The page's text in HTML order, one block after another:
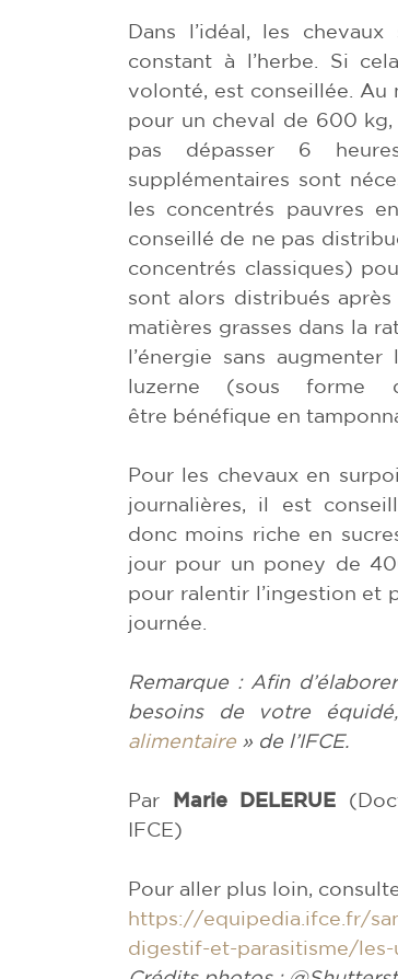
Dans l’idéal, les
constant à l’herbe. Si
volonté, est conseillée.
pour un cheval de 600
pas dépasser 6
supplémentaires sont
les concentrés pauvres
conseillé de ne pas
concentrés classiques)
sont alors distribués
matières grasses dans la
l’énergie sans
luzerne (sous
être bénéfique en
Pour les chevaux en
journalières, il est
donc moins riche en
jour pour un poney de
pour ralentir l’ingestion et
journée.
Remarque : Afin
besoins de votre
alimentaire » de l’IFCE.
Par Marie DELERUE
IFCE)
Pour aller plus loin,
https://equipedia.ifce.fr/
digestif-et-parasitisme/